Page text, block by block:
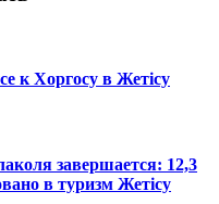
к Хоргосу в Жетісу
завершается: 12,3
в туризм Жетісу